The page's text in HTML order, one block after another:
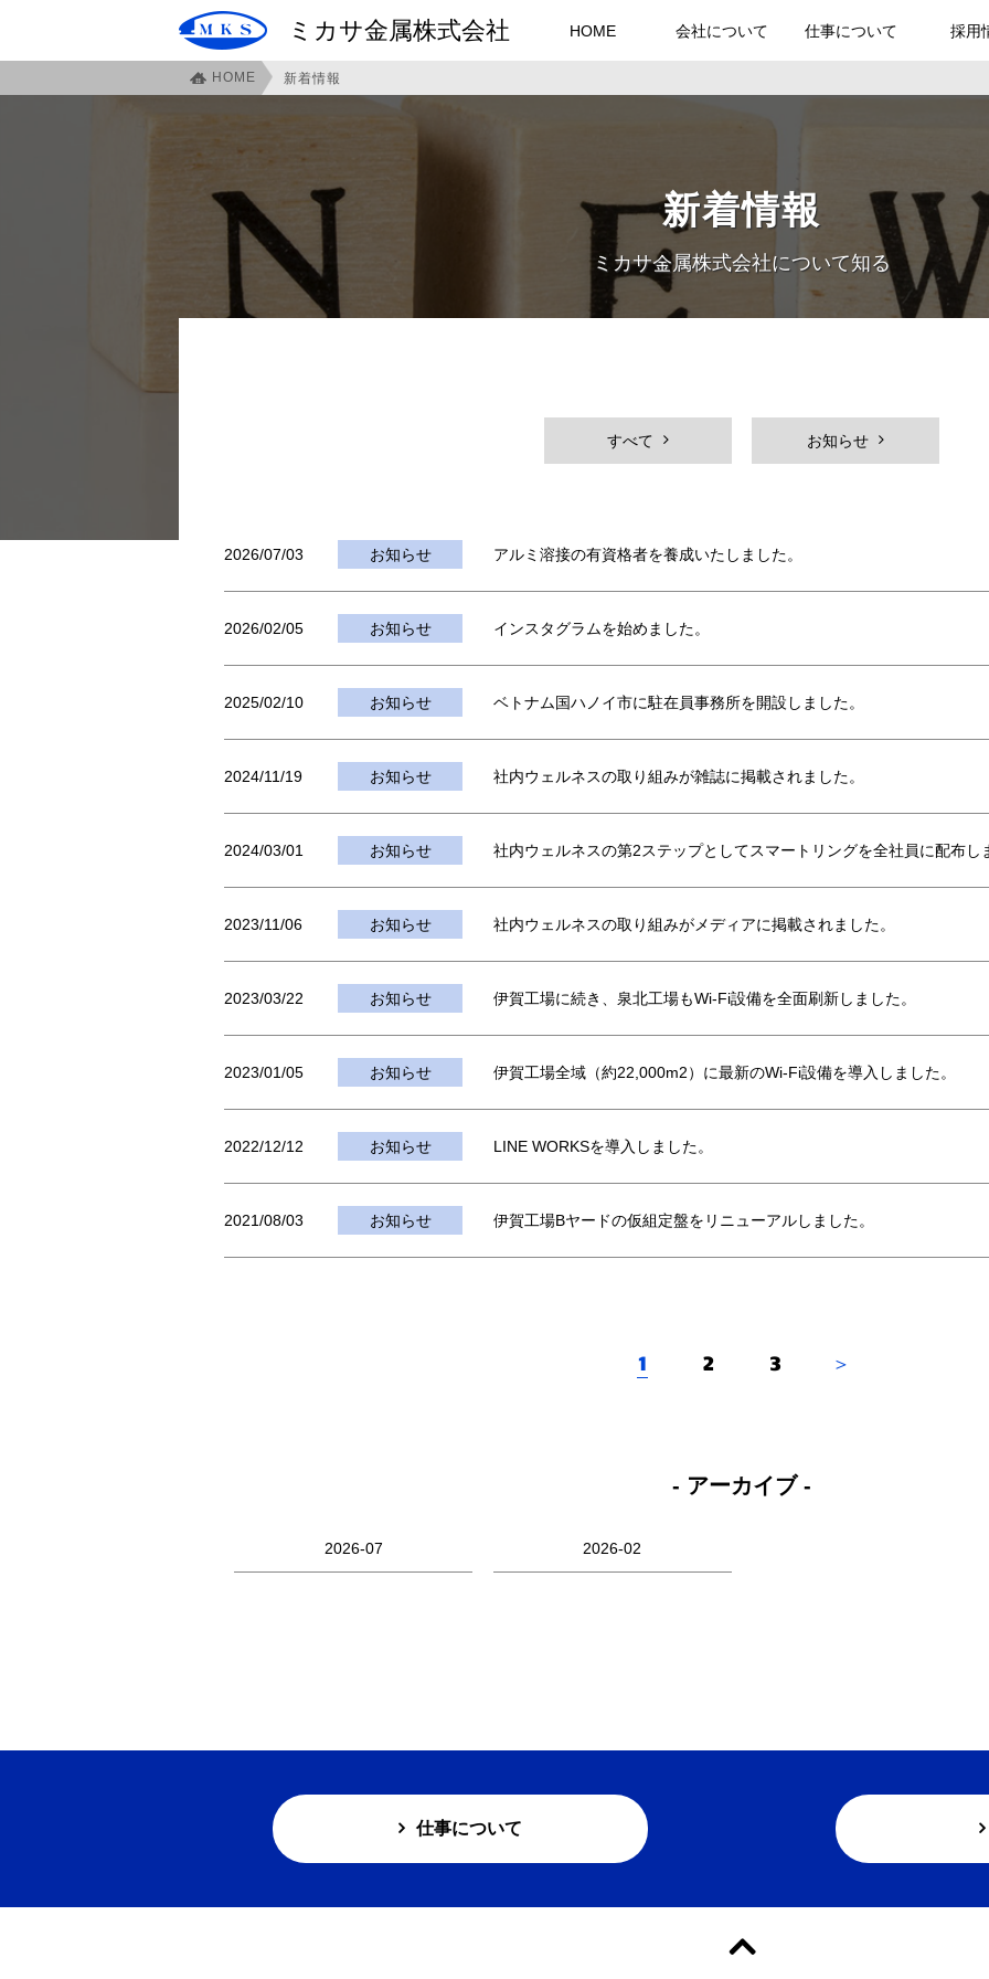
ミカサ金属株式会社 HOME 会社について 仕事について 採用
HOME 新着情報
新着情報
ミカサ金属株式会社について知る
すべて お知らせ
2026/07/03 お知らせ アルミ溶接の有資格者を養成いたしました。
2026/02/05 お知らせ インスタグラムを始めました。
2025/02/10 お知らせ ベトナム国ハノイ市に駐在員事務所を開設しました。
2024/11/19 お知らせ 社内ウェルネスの取り組みが雑誌に掲載されました。
2024/03/01 お知らせ 社内ウェルネスの第2ステップとしてスマートリングを全社員に配布し
2023/11/06 お知らせ 社内ウェルネスの取り組みがメディアに掲載されました。
2023/03/22 お知らせ 伊賀工場に続き、泉北工場もWi-Fi設備を全面刷新しました。
2023/01/05 お知らせ 伊賀工場全域（約22,000m2）に最新のWi-Fi設備を導入しました。
2022/12/12 お知らせ LINE WORKSを導入しました。
2021/08/03 お知らせ 伊賀工場Bヤードの仮組定盤をリニューアルしました。
1 2 3 ＞
- アーカイブ -
2026-07 2026-02
仕事について